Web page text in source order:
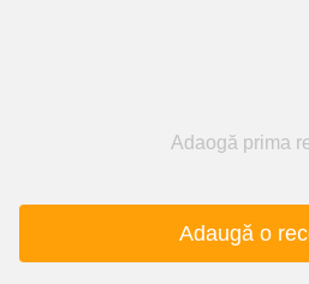
Adaogă prima
Adaugă o